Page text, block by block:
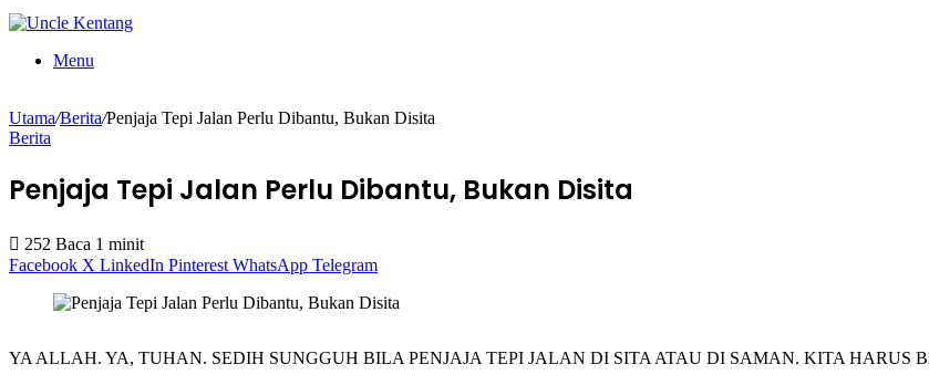
Menu
Utama/Berita/Penjaja Tepi Jalan Perlu Dibantu, Bukan Disita
Berita
Penjaja Tepi Jalan Perlu Dibantu, Bukan Disita
252 Baca 1 minit
Facebook X LinkedIn Pinterest WhatsApp Telegram
YA ALLAH. YA, TUHAN. SEDIH SUNGGUH BILA PENJAJA TEPI JALAN DI SITA ATAU DI SAMAN. KITA HARUS